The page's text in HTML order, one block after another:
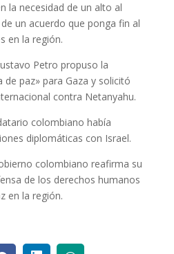
la necesidad de un alto al
un acuerdo que ponga fin al
en la región.
Petro propuso la
de paz» para Gaza y solicitó
contra Netanyahu.
colombiano había
diplomáticas con Israel.
colombiano reafirma su
de los derechos humanos
en la región.